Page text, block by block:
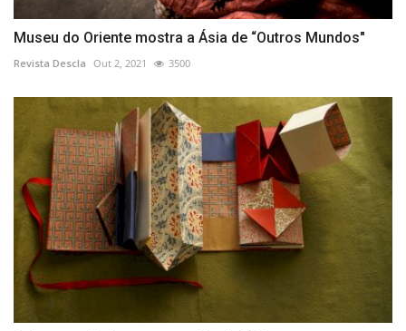
Museu do Oriente mostra a Ásia de “Outros Mundos"
Revista Descla Out 2, 2021 3500